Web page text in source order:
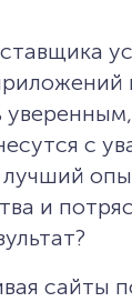
с
лучший
и
сайты